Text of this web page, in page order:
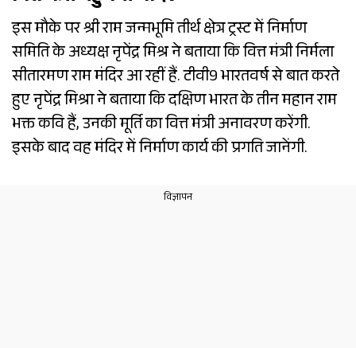
इस मौके पर श्री राम जन्मभूमि तीर्थ क्षेत्र ट्रस्ट में निर्माण
समिति के अध्यक्ष नृपेंद्र मिश्र ने बताया कि वित्त मंत्री निर्मला
सीतारमण राम मंदिर आ रहीं हैं. टीवी9 भारतवर्ष से बात करते
हुए नृपेंद्र मिश्रा ने बताया कि दक्षिण भारत के तीन महान राम
भक्त कवि हैं, उनकी मूर्ति का वित्त मंत्री अनावरण करेंगी.
इसके बाद वह मंदिर में निर्माण कार्य की प्रगति जानेंगी.